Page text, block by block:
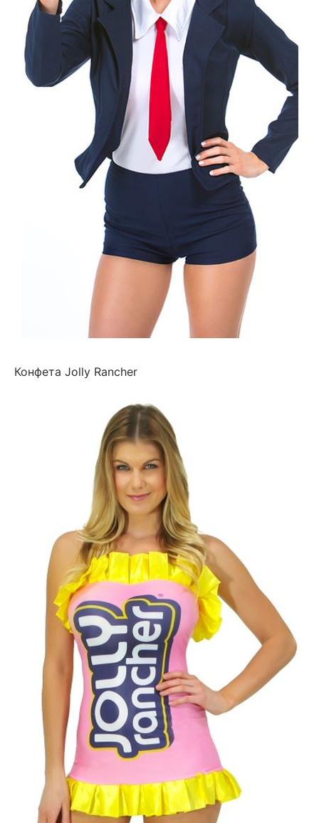
Конфета Jolly Rancher